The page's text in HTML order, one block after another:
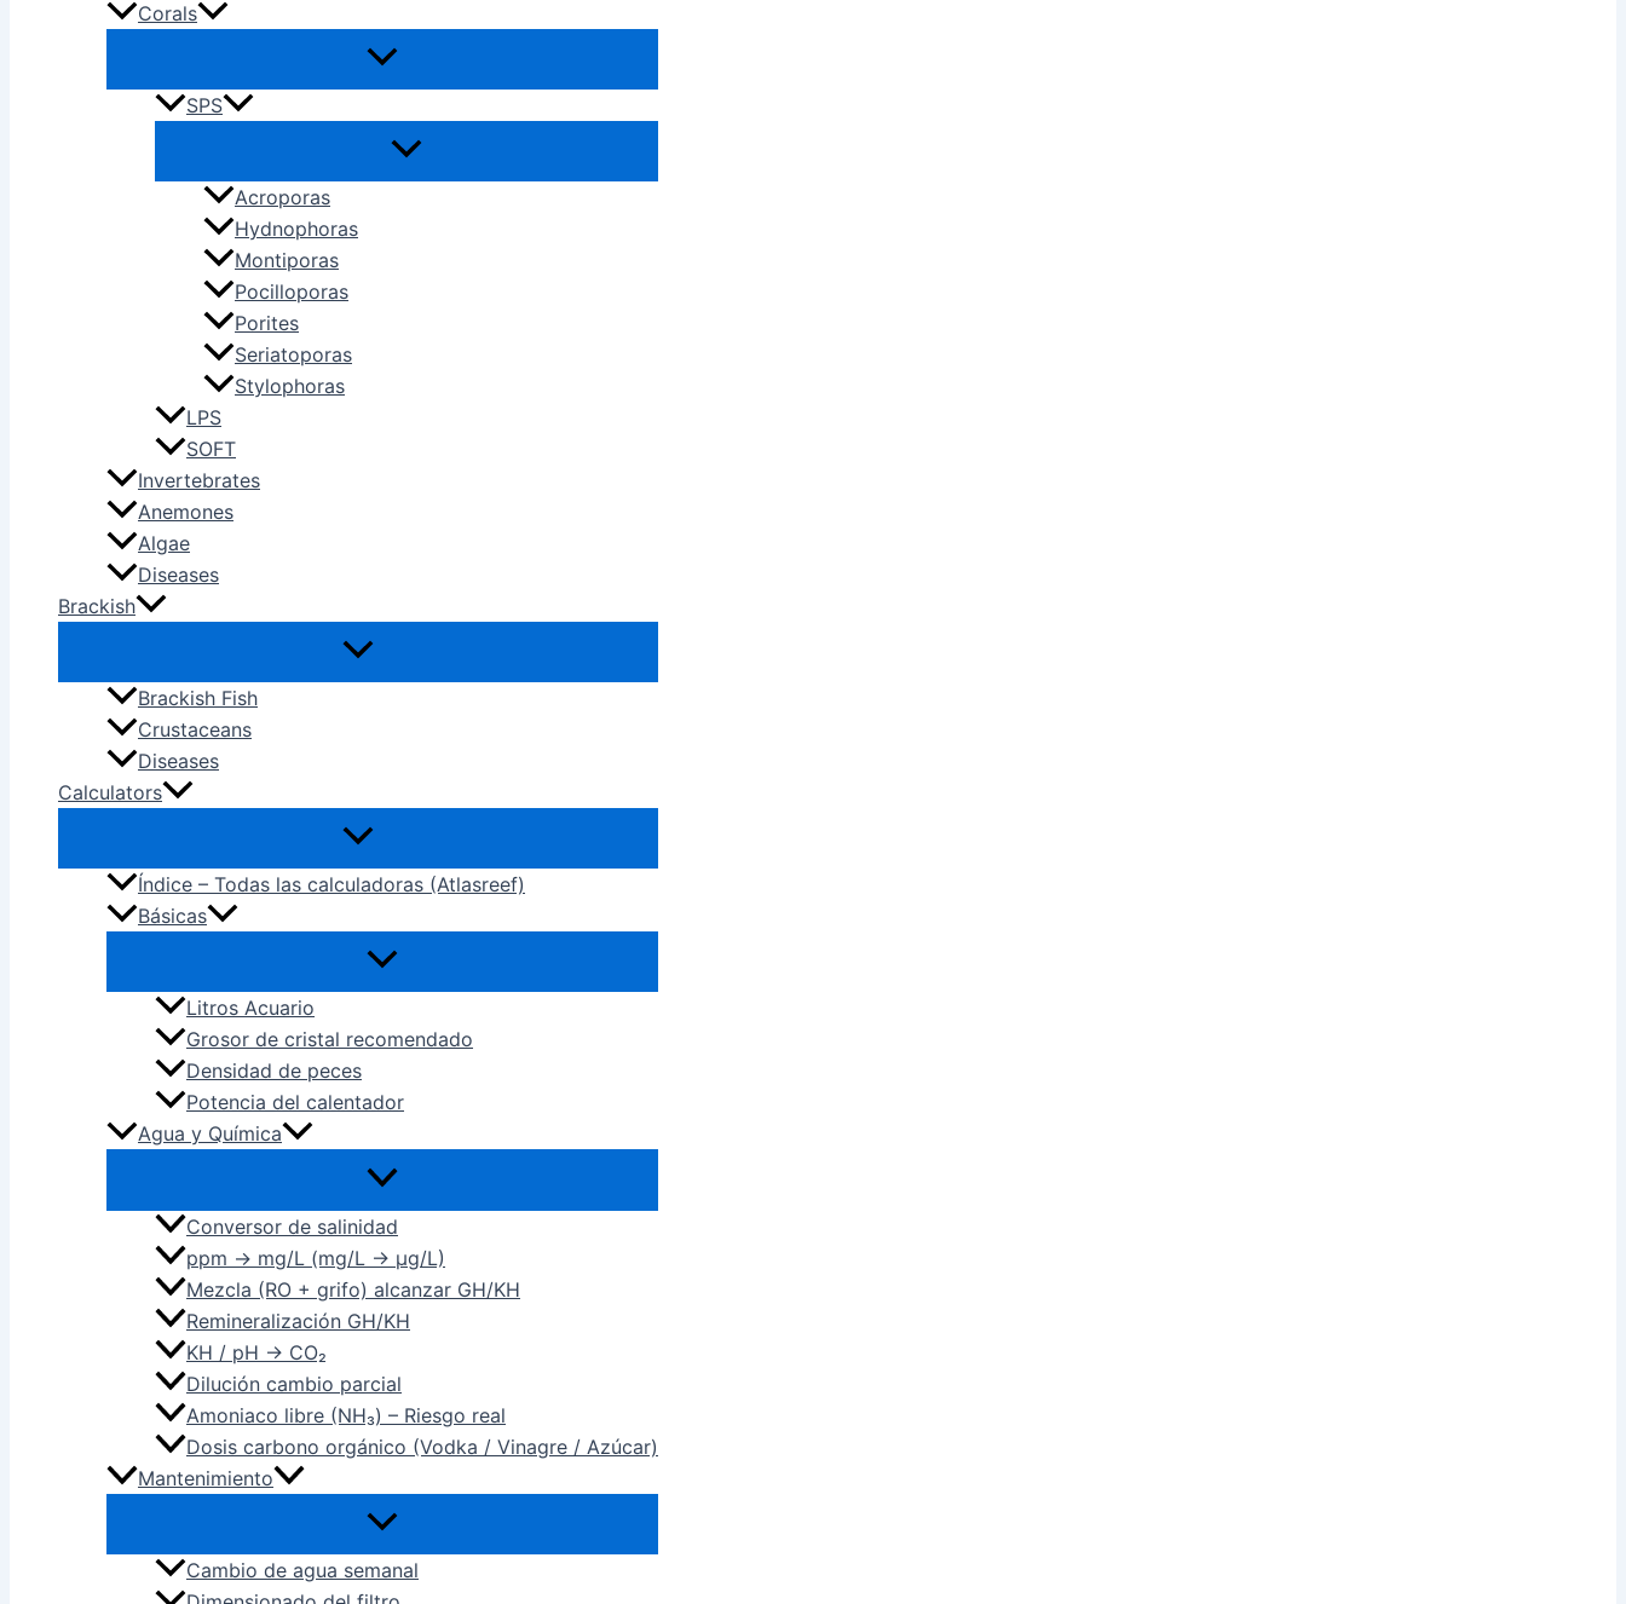
Corals
SPS
Acroporas
Hydnophoras
Montiporas
Pocilloporas
Porites
Seriatoporas
Stylophoras
LPS
SOFT
Invertebrates
Anemones
Algae
Diseases
Brackish
Brackish Fish
Crustaceans
Diseases
Calculators
Índice – Todas las calculadoras (Atlasreef)
Básicas
Litros Acuario
Grosor de cristal recomendado
Densidad de peces
Potencia del calentador
Agua y Química
Conversor de salinidad
ppm → mg/L (mg/L → µg/L)
Mezcla (RO + grifo) alcanzar GH/KH
Remineralización GH/KH
KH / pH → CO₂
Dilución cambio parcial
Amoniaco libre (NH₃) – Riesgo real
Dosis carbono orgánico (Vodka / Vinagre / Azúcar)
Mantenimiento
Cambio de agua semanal